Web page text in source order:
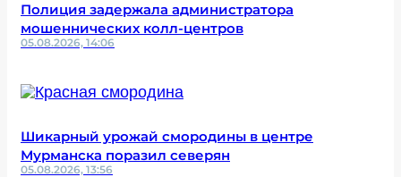
Полиция задержала администратора
мошеннических колл-центров
05.08.2026, 14:06
Шикарный урожай смородины в центре
Мурманска поразил северян
05.08.2026, 13:56